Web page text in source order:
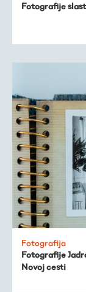
Fotografije
Fotografija
Fotografije
Novoj cesti